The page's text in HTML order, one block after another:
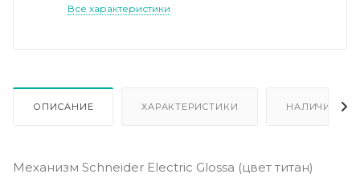
Все характеристики
ОПИСАНИЕ ХАРАКТЕРИСТИКИ НАЛИЧИЕ
Механизм Schneider Electric Glossa (цвет титан)